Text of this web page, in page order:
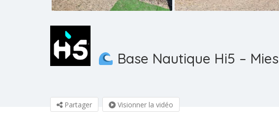
Base Nautique Hi5 – Mies
Partager Visionner la vidéo